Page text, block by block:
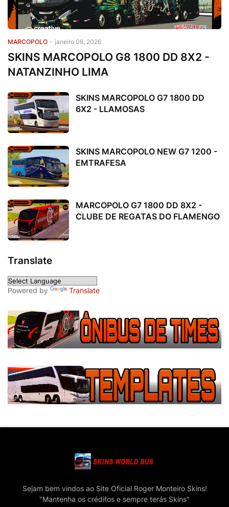
MARCOPOLO - janeiro 08, 2026
SKINS MARCOPOLO G8 1800 DD 8X2 -
NATANZINHO LIMA
SKINS MARCOPOLO G7 1800 DD
6X2 - LLAMOSAS
SKINS MARCOPOLO NEW G7 1200 -
EMTRAFESA
MARCOPOLO G7 1800 DD 8X2 -
CLUBE DE REGATAS DO FLAMENGO
Translate
Powered by Translate
Sejam bem vindos ao Site Oficial Roger Monteiro Skins!
"Mantenha os créditos e sempre terás Skins"